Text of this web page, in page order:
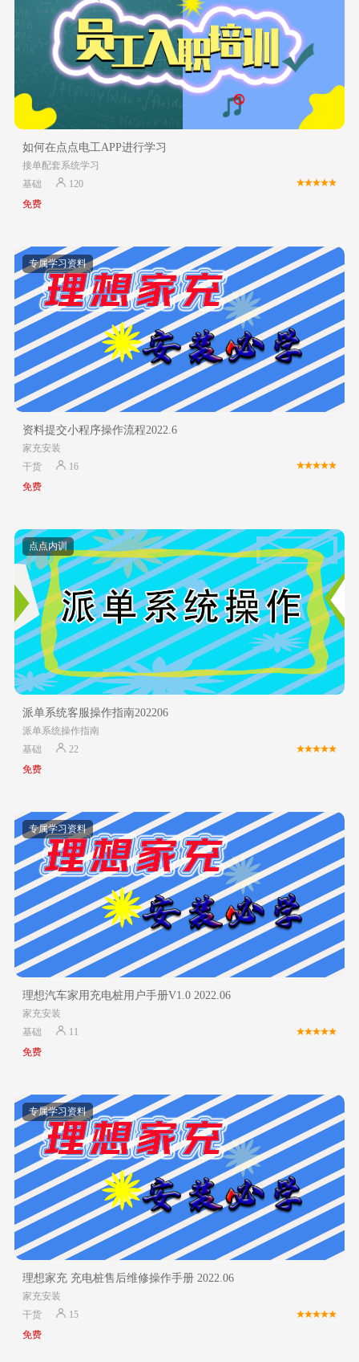
如何在点点电工APP进行学习
接单配套系统学习
基础
120
免费
专属学习资料
资料提交小程序操作流程2022.6
家充安装
干货
16
免费
点点内训
派单系统客服操作指南202206
派单系统操作指南
基础
22
免费
专属学习资料
理想汽车家用充电桩用户手册V1.0 2022.06
家充安装
基础
11
免费
专属学习资料
理想家充 充电桩售后维修操作手册 2022.06
家充安装
干货
15
免费